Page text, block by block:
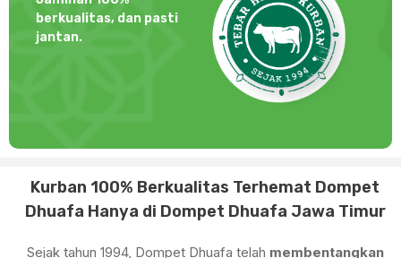
berkualitas, dan pasti
jantan.
Kurban 100% Berkualitas Terhemat Dompet
Dhuafa Hanya di Dompet Dhuafa Jawa Timur
Sejak tahun 1994, Dompet Dhuafa telah membentangkan